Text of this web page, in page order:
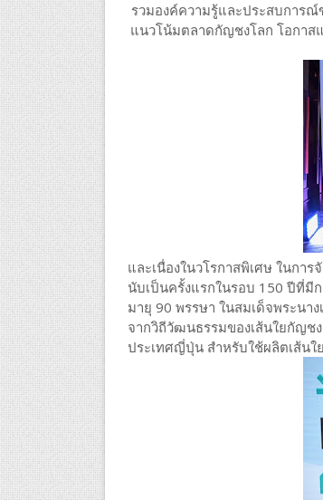
รวมองค์ความรู้และประสบการ
แนวโน้มตลาดกัญชงโลก โอกาส
และเนื่องในวโรกาสพิเศษ ในกา
นับเป็นครั้งแรกในรอบ 150 ปีที่มี
มายุ 90 พรรษา ในสมเด็จพระนา
จากวิถีวัฒนธรรมของเส้นใยกัญ
ประเทศญี่ปุ่น สำหรับใช้ผลิตเส้นใ